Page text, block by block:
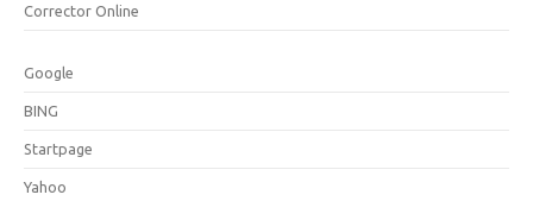
Corrector Online
Google
BING
Startpage
Yahoo